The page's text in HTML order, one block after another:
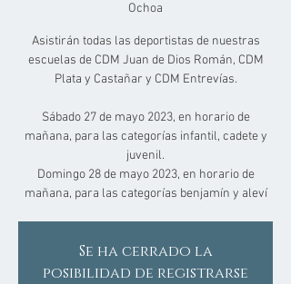
Ochoa
Asistirán todas las deportistas de nuestras
escuelas de CDM Juan de Dios Román, CDM
Plata y Castañar y CDM Entrevías.
Sábado 27 de mayo 2023, en horario de
mañana, para las categorías infantil, cadete y
juvenil.
Domingo 28 de mayo 2023, en horario de
mañana, para las categorías benjamín y aleví
Se ha cerrado la
posibilidad de registrarse